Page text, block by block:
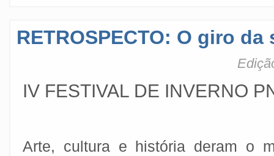
RETROSPECTO: O giro da
IV FESTIVAL DE INVERNO
Arte, cultura e história deram o